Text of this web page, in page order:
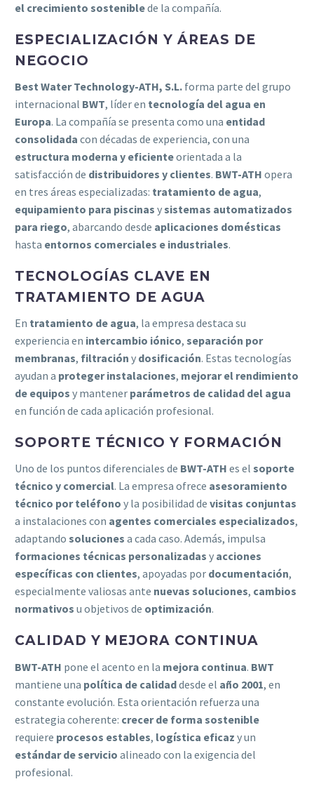
el crecimiento sosteniblede la compañía.
ESPECIALIZACIÓN Y ÁREAS DE
NEGOCIO
Best Water Technology-ATH, S.L. forma parte del grupo
internacional BWT, líder en tecnología del agua en
Europa. La compañía se presenta como una entidad
consolidada con décadas de experiencia, con una
estructura moderna y eficienteorientada a la
satisfacción de distribuidores y clientes. BWT-ATH opera
en tres áreas especializadas: tratamiento de agua,
equipamiento para piscinas ysistemas automatizados
para riego, abarcando desde aplicaciones domésticas
hasta entornos comerciales e industriales.
TECNOLOGÍAS CLAVE EN
TRATAMIENTO DE AGUA
En tratamiento de agua, la empresa destaca su
experiencia en intercambio iónico, separación por
membranas, filtración y dosificación. Estas tecnologías
ayudan a proteger instalaciones, mejorar el rendimiento
de equipos y mantener parámetros de calidad del agua
en función de cada aplicación profesional.
SOPORTE TÉCNICO Y FORMACIÓN
Uno de los puntos diferenciales de BWT-ATH es el soporte
técnico y comercial. La empresa ofrece asesoramiento
técnico por teléfono y la posibilidad de visitas conjuntas
a instalaciones con agentes comerciales especializados,
adaptando soluciones a cada caso. Además, impulsa
formaciones técnicas personalizadas y acciones
específicas con clientes, apoyadas por documentación,
especialmente valiosas ante nuevas soluciones, cambios
normativos u objetivos de optimización.
CALIDAD Y MEJORA CONTINUA
BWT-ATH pone el acento en la mejora continua. BWT
mantiene una política de calidaddesde el año 2001, en
constante evolución. Esta orientación refuerza una
estrategia coherente: crecer de forma sostenible
requiere procesos estables, logística eficaz y un
estándar de servicio alineado con la exigencia del
profesional.